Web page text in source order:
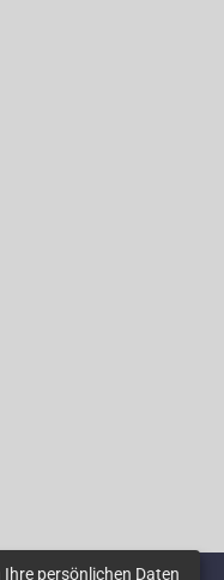
persönlichen Daten